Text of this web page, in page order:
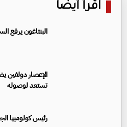
اقرأ أيضا
البنتاغون يرفع
الإعصار دولفين
تستعد لوصوله
رئيس كولومبيا